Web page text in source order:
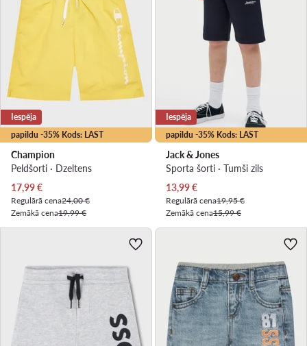
papildu -35% Kods: LAST
Iespēja
Champion
Peldšorti · Dzeltens
Pašreizējā cena
17,99€
Regulārā cena24,00 €
Zemākā cena19,99 €
papildu -35% Kods: LAST
Iespēja
Jack & Jones
Sporta šorti · Tumši zils
Pašreizējā cena
13,99€
Regulārā cena19,95 €
Zemākā cena15,99 €